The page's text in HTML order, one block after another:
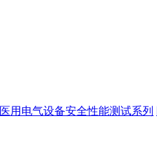
医用电气设备安全性能测试系列